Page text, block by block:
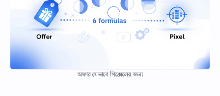
অফার যেভাবে পিক্সেলের জন্য